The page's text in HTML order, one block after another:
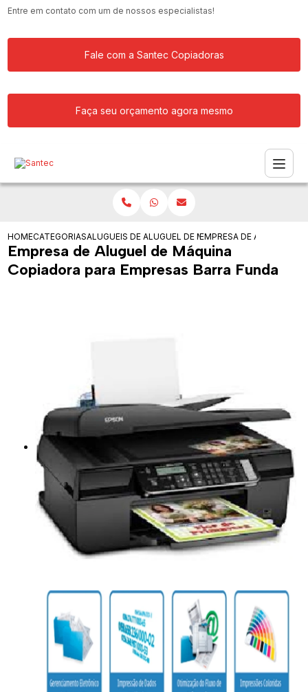
Entre em contato com um de nossos especialistas!
Fale com a Santec Copiadoras
Faça seu orçamento agora mesmo
HOMECATEGORIASALUGUEIS DE COPIADORASALUGUEL DE MAQUINA COPIADORA
EMPRESA DE ALUGUEL
Empresa de Aluguel de Máquina
Copiadora para Empresas Barra Funda